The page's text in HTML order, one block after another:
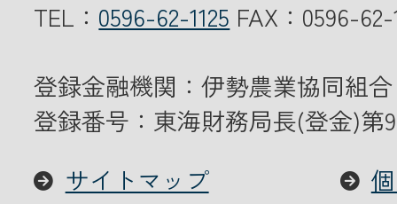
TEL： 0596-62-1125 FAX：0596-62-
登録金融機関：伊勢農業協同組合
登録番号：東海財務局長(登金)第
サイトマップ